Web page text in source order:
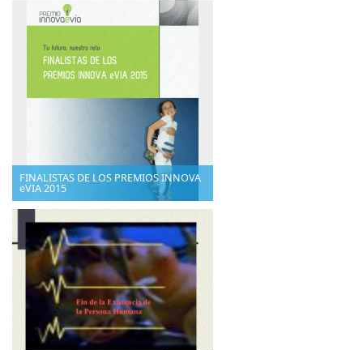
FINALISTAS DE LOS PREMIOS INNOVA
eVIA 2015